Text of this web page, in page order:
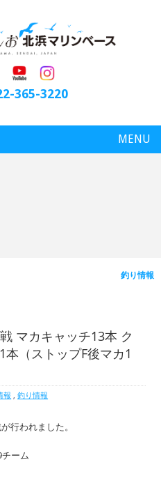
365-3220
MENU
釣り情報
マカキャッチ13本 ク
本（ストップF後マカ1
報 ,釣り情報
行われました。
ーム